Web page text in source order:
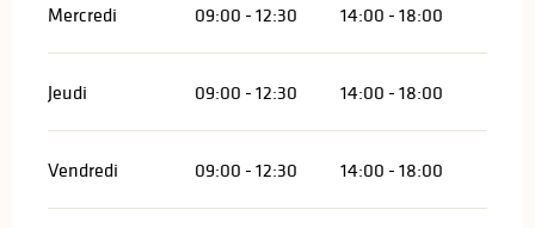
Mercredi 09:00 - 12:30 14:00 - 18:00
Jeudi 09:00 - 12:30 14:00 - 18:00
Vendredi 09:00 - 12:30 14:00 - 18:00